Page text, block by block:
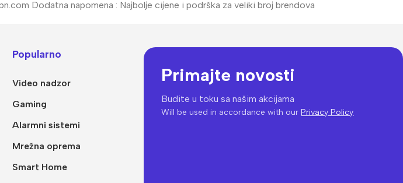
Dodatna napomena : Najbolje cijene i podrška za veliki broj brendova
Popularno
Video nadzor
Gaming
Alarmni sistemi
Mrežna oprema
Smart Home
Primajte novosti
Budite u toku sa našim akcijama
Will be used in accordance with ourPrivacy Policy